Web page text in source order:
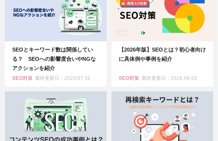
SEOとキーワード数は関係してい
る？ SEOへの影響度合いやNGな
アクションを紹介
SEO対策 最終更新日：2023.07.31
【2026年版】SEOとは？初心者向け
に具体例や事例を紹介
SEO対策 最終更新日：2026.08.03